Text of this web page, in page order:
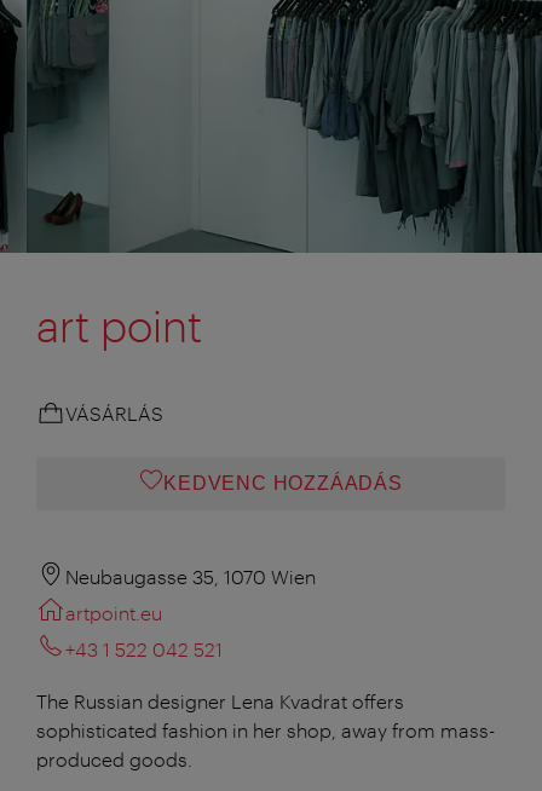
art point
VÁSÁRLÁS
KEDVENC HOZZÁADÁS
Neubaugasse 35, 1070 Wien
artpoint.eu
+43 1 522 042 521
The Russian designer Lena Kvadrat offers
sophisticated fashion in her shop, away from mass-
produced goods.